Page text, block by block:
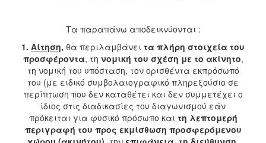
Τα παραπάνω αποδεικνύονται :
1. Αίτηση, θα περιλαμβάνει τα πλήρη στοιχεία του
προσφέροντα, τη νομική του σχέση με το ακίνητο,
τη νομική του υπόσταση, τον ορισθέντα εκπρόσωπό
του (με ειδικό συμβολαιογραφικό πληρεξούσιο σε
περίπτωση που δεν καταθέτει και δεν συμμετέχει ο
ίδιος στις διαδικασίες του διαγωνισμού εάν
πρόκειται για φυσικό πρόσωπο και τη λεπτομερή
περιγραφή του προς εκμίσθωση προσφερόμενου